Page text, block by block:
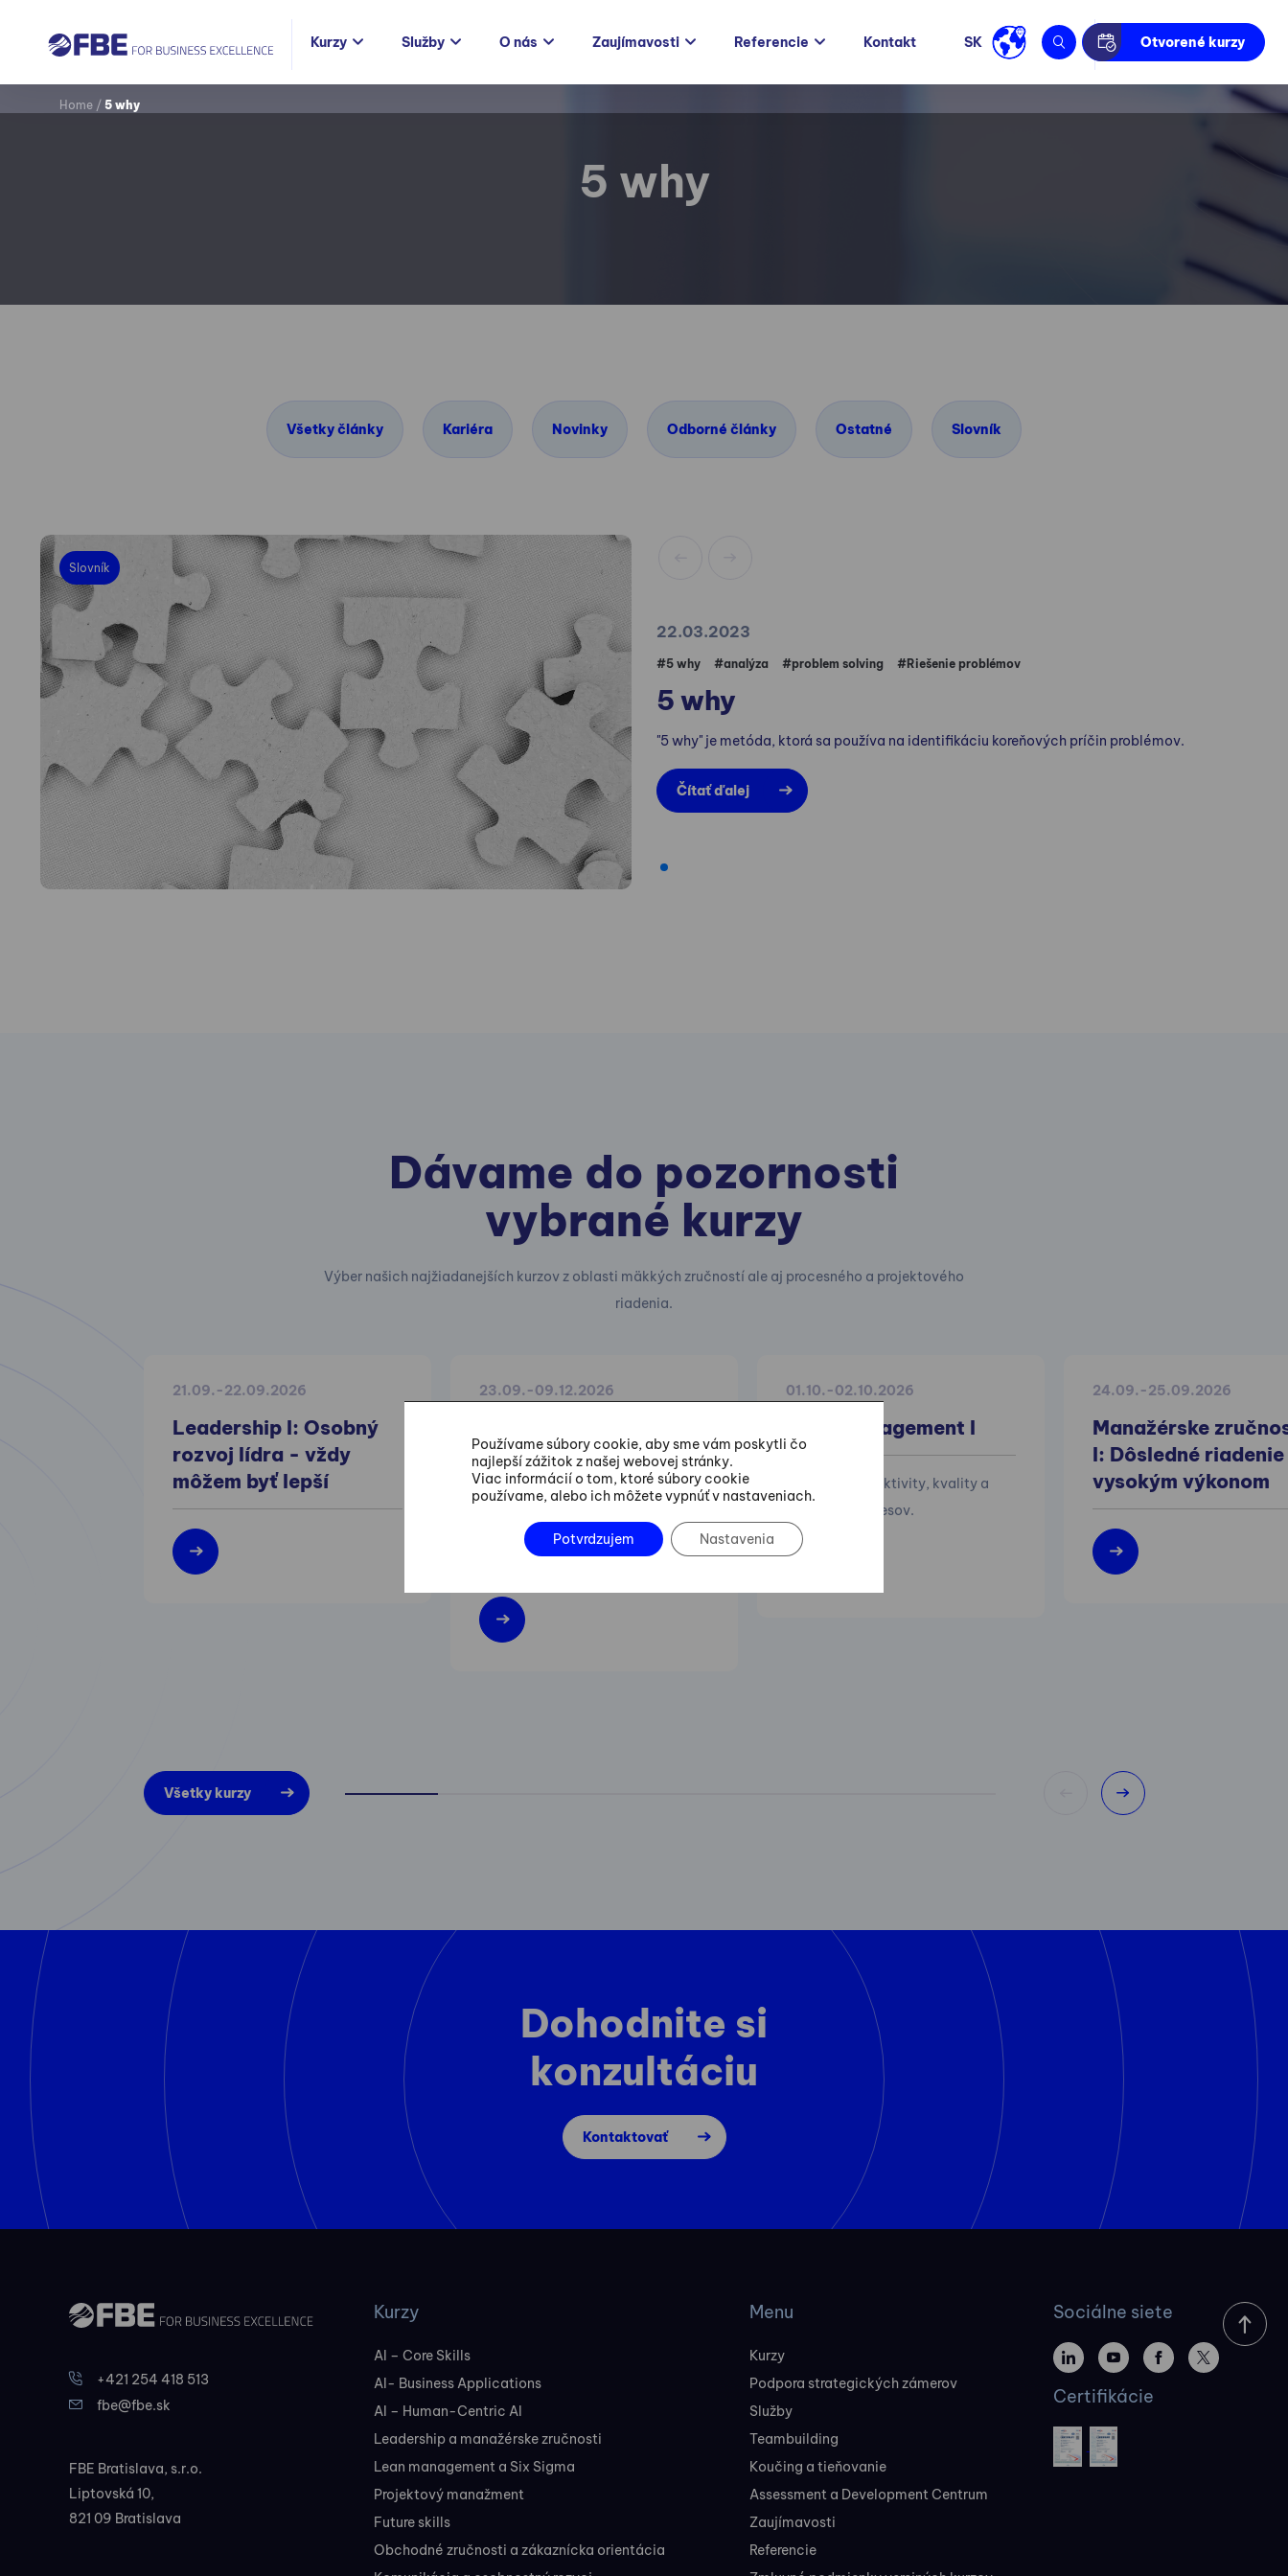
Kurzy Služby O nás Zaujímavosti Referencie Kontakt SK Otvorené kurzy
5 why
Home / 5 why
Všetky články Kariéra Novinky Odborné články Ostatné Slovník
Slovník
22.03.2023
#5 why #analýza #problem solving #Riešenie problémov
5 why
"5 why" je metóda, ktorá sa používa na identifikáciu koreňových príčin problémov.
Čítať ďalej
Dávame do pozornosti
vybrané kurzy
Výber našich najžiadanejších kurzov z oblasti mäkkých zručností ale aj procesného a projektového
riadenia.
21.09.-22.09.2026
Leadership I: Osobný
rozvoj lídra - vždy
môžem byť lepší
23.09.-09.12.2026
Training
projektov zefektívňovania a
01.10.-02.10.2026
Lean Management I
Zvyšovanie efektivity, kvality a
flexibility procesov.
24.09.-25.09.2026
Manažérske
I: Dôsledné riadenie
vysokým výkonom
Všetky kurzy
Dohodnite si
konzultáciu
Kontaktovať
+421 254 418 513
fbe@fbe.sk
FBE Bratislava, s.r.o.
Liptovská 10,
821 09 Bratislava
Kurzy
AI – Core Skills
AI- Business Applications
AI – Human-Centric AI
Leadership a manažérske zručnosti
Lean management a Six Sigma
Projektový manažment
Future skills
Obchodné zručnosti a zákaznícka orientácia
Menu
Kurzy
Podpora strategických zámerov
Služby
Teambuilding
Koučing a tieňovanie
Assessment a Development Centrum
Zaujímavosti
Referencie
Sociálne siete
Certifikácie
Používame súbory cookie, aby sme vám poskytli čo
najlepší zážitok z našej webovej stránky.
Viac informácií o tom, ktoré súbory cookie
používame, alebo ich môžete vypnúť v nastaveniach.
Potvrdzujem Nastavenia